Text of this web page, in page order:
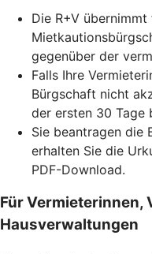
Die R+V
gegenüber der
Falls Ihre
Bürgschaft nicht
der ersten 30 Tage
Sie beantragen die
erhalten Sie die
PDF-Download.
Für Vermieterinnen,
Hausverwaltungen